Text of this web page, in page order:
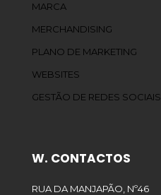
MARCA
MERCHANDISING
PLANO DE MARKETING
WEBSITES
GESTÃO DE REDES SOCIAIS
W. CONTACTOS
RUA DA MANJAPÃO, Nº46